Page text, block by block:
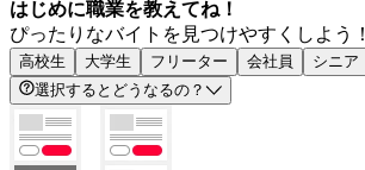
はじめに職業を教えてね！
ぴったりなバイトを見つけやすくしよう！
高校生 大学生 フリーター 会社員 シニア
選択するとどうなるの？